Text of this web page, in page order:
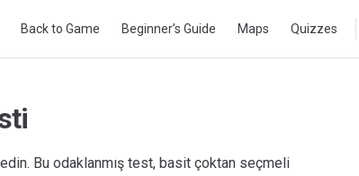
Back to Game Beginner’s Guide Maps Quizzes
Bu odaklanmış test, basit çoktan seçmeli